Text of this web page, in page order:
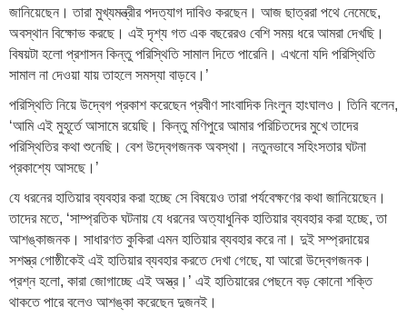
জানিয়েছেন। তারা মুখ্যমন্ত্রীর পদত্যাগ দাবিও করছেন। আজ ছাত্ররা পথে নেমেছে,
অবস্থান বিক্ষোভ করছে। এই দৃশ্য গত এক বছরেরও বেশি সময় ধরে আমরা দেখছি।
বিষয়টা হলো প্রশাসন কিন্তু পরিস্থিতি সামাল দিতে পারেনি। এখনো যদি পরিস্থিতি
সামাল না দেওয়া যায় তাহলে সমস্যা বাড়বে।’
পরিস্থিতি নিয়ে উদ্বেগ প্রকাশ করেছেন প্রবীণ সাংবাদিক নিংলুন হাংঘালও। তিনি বলেন,
‘আমি এই মুহূর্তে আসামে রয়েছি। কিন্তু মণিপুরে আমার পরিচিতদের মুখে তাদের
পরিস্থিতির কথা শুনেছি। বেশ উদ্বেগজনক অবস্থা। নতুনভাবে সহিংসতার ঘটনা
প্রকাশ্যে আসছে।’
যে ধরনের হাতিয়ার ব্যবহার করা হচ্ছে সে বিষয়েও তারা পর্যবেক্ষণের কথা জানিয়েছেন।
তাদের মতে, ‘সাম্প্রতিক ঘটনায় যে ধরনের অত্যাধুনিক হাতিয়ার ব্যবহার করা হচ্ছে, তা
আশঙ্কাজনক। সাধারণত কুকিরা এমন হাতিয়ার ব্যবহার করে না। দুই সম্প্রদায়ের
সশস্ত্র গোষ্ঠীকেই এই হাতিয়ার ব্যবহার করতে দেখা গেছে, যা আরো উদ্বেগজনক।
প্রশ্ন হলো, কারা জোগাচ্ছে এই অস্ত্র।’ এই হাতিয়ারের পেছনে বড় কোনো শক্তি
থাকতে পারে বলেও আশঙ্কা করেছেন দুজনই।